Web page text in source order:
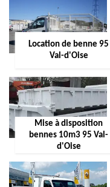
Location de benne 95
Val-d'Oise
Mise à disposition
bennes 10m3 95 Val-
d'Oise